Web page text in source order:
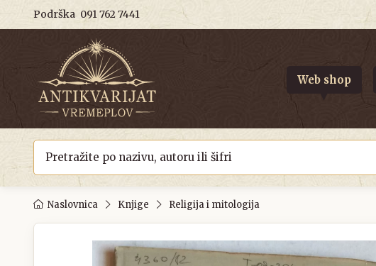
Podrška 091 762 7441
Web shop
Naslovnica Knjige Religija i mitologija